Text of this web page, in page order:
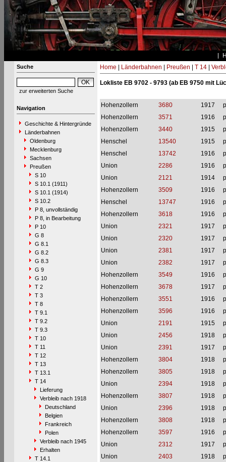
Suche
zur erweiterten Suche
Navigation
Geschichte & Hintergründe
Länderbahnen
Oldenburg
Mecklenburg
Sachsen
Preußen
S 10
S 10.1 (1911)
S 10.1 (1914)
S 10.2
P 8, unvollständig
P 8, in Bearbeitung
P 10
G 8
G 8.1
G 8.2
G 8.3
G 9
G 10
T 2
T 3
T 8
T 9.1
T 9.2
T 9.3
T 10
T 11
T 12
T 13
T 13.1
T 14
Lieferung
Verbleib nach 1918
Deutschland
Belgien
Frankreich
Polen
Verbleib nach 1945
Erhalten
T 14.1
Home Länderbahnen Preußen T 14|
Lokliste EB 9702 - 9793 (ab EB 9750 mit
Hohenzollern 3680 1917
Hohenzollern
3571 1916
Hohenzollern
3440 1915
Henschel
13540 1915
Henschel
13742 1916
Union
2286 1916
Union
2121 1914
Hohenzollern
3509 1916
Henschel
13747 1916
Hohenzollern
3618 1916
Union
2321 1917
Union
2320 1917
Union
2381 1917
Union
2382 1917
Hohenzollern
3549 1916
Hohenzollern
3678 1917
Hohenzollern
3551 1916
Hohenzollern
3596 1916
Union
2191 1915
Union
2456 1918
Union
2391 1917
Hohenzollern
3804 1918
Hohenzollern
3805 1918
Union
2394 1918
Hohenzollern
3807 1918
Union
2396 1918
Hohenzollern
3808 1918
Hohenzollern
3597 1916
Union
2312 1917
Union
2403 1918